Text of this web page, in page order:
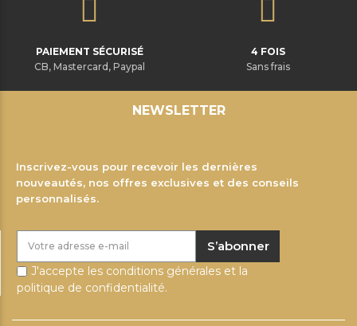
PAIEMENT SÉCURISÉ
CB, Mastercard, Paypal
4 FOIS
Sans frais
NEWSLETTER
Inscrivez-vous pour recevoir les dernières
nouveautés, nos offres exclusives et des conseils
personnalisés.
S’abonner
J'accepte les conditions générales et la
politique de confidentialité.